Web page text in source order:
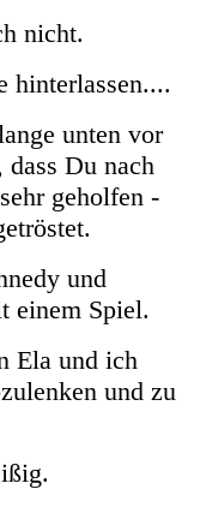
nicht.
hinterlassen....
unten vor
dass Du nach
geholfen -
und
einem Spiel.
Ela und ich
und zu